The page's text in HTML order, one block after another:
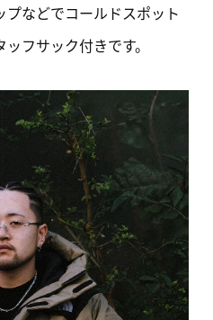
などでコールドスポット
フサック付きです。